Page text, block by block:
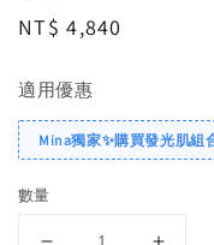
Regular
NT$ 4,840
適用優惠
Mina獨家✨購買發光肌組
數量